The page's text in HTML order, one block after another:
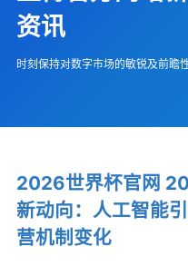
资讯
时刻保持对数字市场的敏锐及前瞻
2026世界杯官网
新动向：人工智能
营机制变化